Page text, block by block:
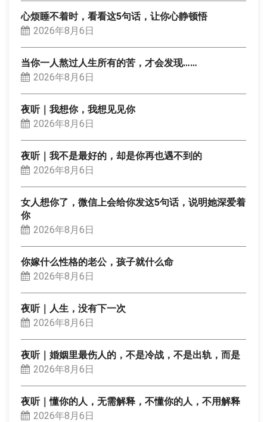
心烦睡不着时，看看这5句话，让你心静顿悟
2026年8月6日
当你一人熬过人生所有的苦，才会发现……
2026年8月6日
夜听｜我想你，我想见见你
2026年8月6日
夜听｜我不是最好的，却是你再也遇不到的
2026年8月6日
女人想你了，微信上会给你发这5句话，说明她深爱着
你
2026年8月6日
你嫁什么性格的老公，孩子就什么命
2026年8月6日
夜听｜人生，没有下一次
2026年8月6日
夜听｜婚姻里最伤人的，不是冷战，不是出轨，而是
2026年8月6日
夜听｜懂你的人，无需解释，不懂你的人，不用解释
2026年8月6日